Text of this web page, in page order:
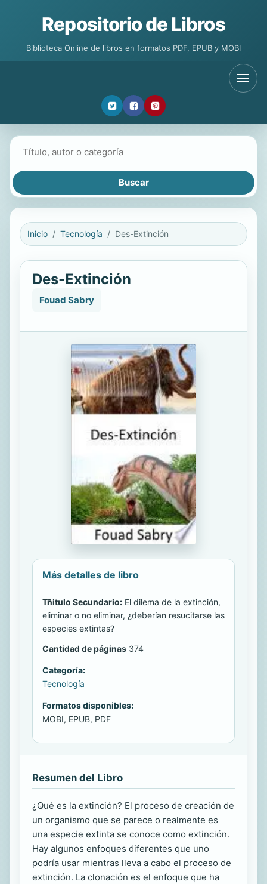
Repositorio de Libros
Biblioteca Online de libros en formatos PDF, EPUB y MOBI
Inicio Tecnología Des-Extinción
Des-Extinción
Fouad Sabry
Más detalles de libro
Tñitulo Secundario: El dilema de la extinción,
eliminar o no eliminar, ¿deberían resucitarse las
especies extintas?
Cantidad de páginas 374
Categoría:
Tecnología
Formatos disponibles:
MOBI, EPUB, PDF
Resumen del Libro
¿Qué es la extinción? El proceso de creación de
un organismo que se parece o realmente es
una especie extinta se conoce como extinción.
Hay algunos enfoques diferentes que uno
podría usar mientras lleva a cabo el proceso de
extinción. La clonación es el enfoque que ha